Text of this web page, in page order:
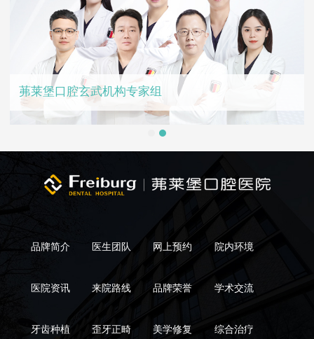
茀莱堡口腔玄武机构专家组
品牌简介 医生团队 网上预约 院内环境
医院资讯 来院路线 品牌荣誉 学术交流
牙齿种植 歪牙正畸 美学修复 综合治疗